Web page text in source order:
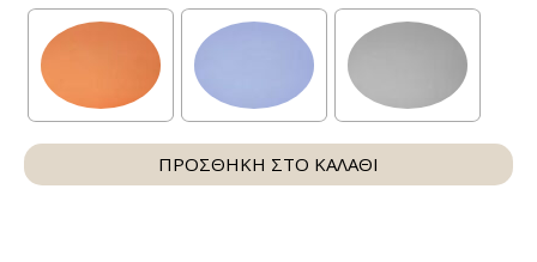
ΠΡΟΣΘΗΚΗ ΣΤΟ ΚΑΛΑΘΙ